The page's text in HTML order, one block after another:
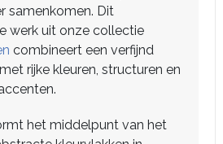
samenkomen. Dit
werk uit onze collectie
combineert een verfijnd
rijke kleuren, structuren en
het middelpunt van het